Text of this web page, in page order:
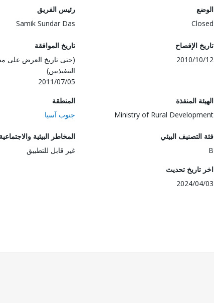
الوضع
Closed
رئيس الفريق
Samik Sundar Das
تاريخ الإفصاح
2010/10/12
تاريخ الموافقة
(حتى تاريخ العرض على
التنفيذيين)
2011/07/05
الهيئة المنفذة
Ministry of Rural Development
المنطقة
جنوب آسيا
فئة التصنيف البيئي
B
المخاطر البيئية والاجتماعية
غير قابل للتطبيق
اخر تاريخ تحديث
2024/04/03